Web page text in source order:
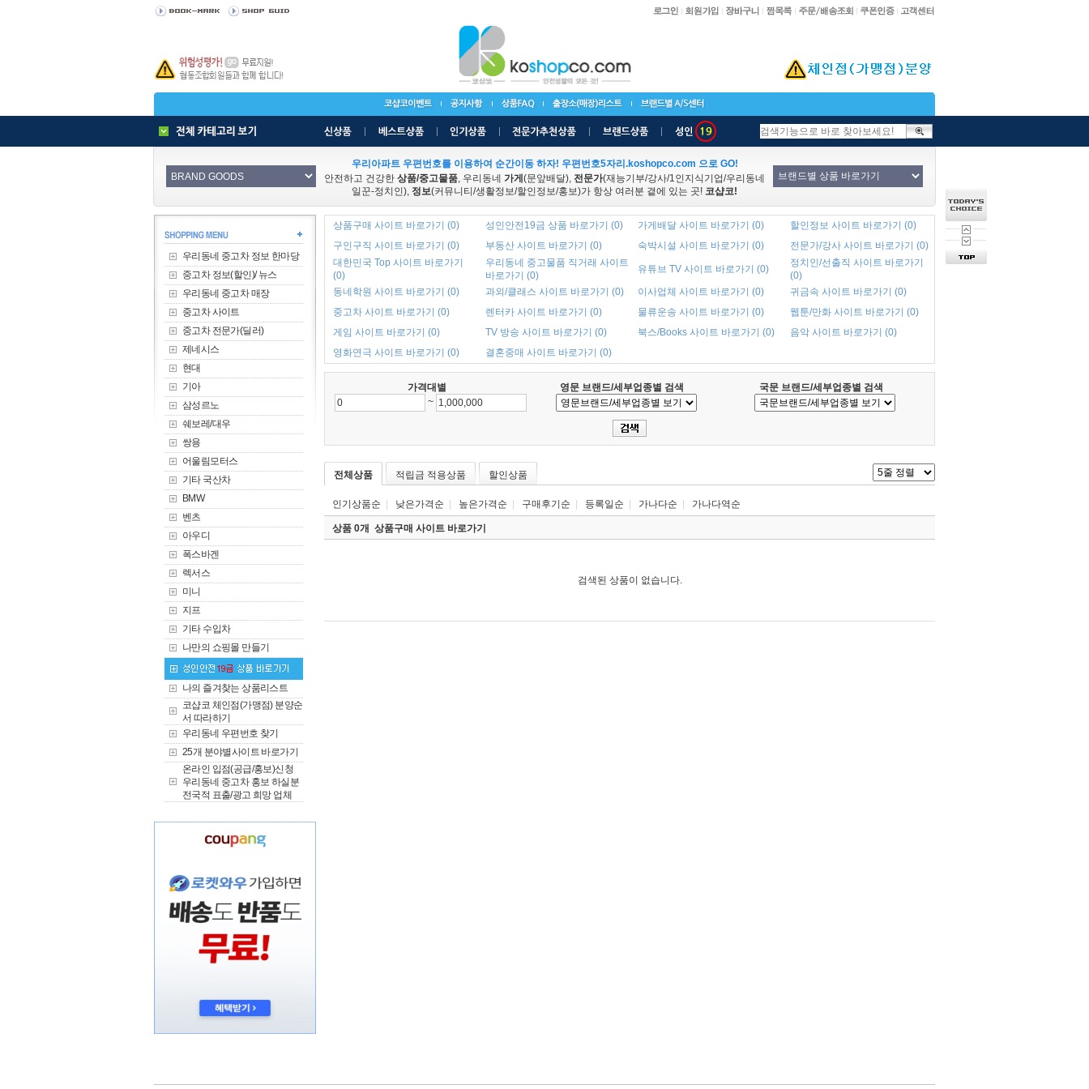
우리아파트 우편번호를 이용하여 순간이동 하자! 우편번호5자리.koshopco.com 으로 GO!
안전하고 건강한 상품/중고물품, 우리동네 가게 (문앞배달), 전문가(재능기부/강사/1인지식기업/우리동네
일꾼-정치인), 정보(커뮤니티/생활정보/할인정보/홍보)가 항상 여러분 곁에 있는 곳! 코샵코!
우리동네 중고차 정보 한마당
중고차 정보(할인)/ 뉴스
우리동네 중고차 매장
중고차 사이트
중고차 전문가(딜러)
제네시스
현대
기아
삼성르노
쉐보레/대우
쌍용
어울림모터스
기타 국산차
BMW
벤츠
아우디
폭스바겐
렉서스
미니
지프
기타 수입차
나만의 쇼핑몰 만들기
나의 즐겨찾는 상품리스트
코샵코 체인점(가맹점) 분양순
서 따라하기
우리동네 우편번호 찾기
25개 분야별사이트 바로가기
온라인 입점(공급/홍보)신청
우리동네 중고차 홍보 하실분
전국적 표출/광고 희망 업체
상품구매 사이트 바로가기 (0) 성인안전19금 상품 바로가기 (0) 가게배달 사이트 바로가기 (0)
할인정보 사이트 바로가기 (0)
구인구직 사이트 바로가기 (0)
부동산 사이트 바로가기 (0) 숙박시설 사이트 바로가기 (0)
전문가/강사 사이트 바로가기 (0)
대한민국 Top 사이트 바로가기
(0)
우리동네 중고물품 직거래 사이트
바로가기 (0)
유튜브 TV 사이트 바로가기 (0)
정치인/선출직 사이트 바로가기
(0)
동네학원 사이트 바로가기 (0)
과외/클래스 사이트 바로가기 (0) 이사업체 사이트 바로가기 (0)
귀금속 사이트 바로가기 (0)
중고차 사이트 바로가기 (0)
렌터카 사이트 바로가기 (0) 물류운송 사이트 바로가기 (0)
웹툰/만화 사이트 바로가기 (0)
게임 사이트 바로가기 (0)
TV 방송 사이트 바로가기 (0) 북스/Books 사이트 바로가기 (0)
음악 사이트 바로가기 (0)
영화연극 사이트 바로가기 (0)
결혼중매 사이트 바로가기 (0)
가격대별 영문 브랜드/세부업종별 검색
국문 브랜드/세부업종별 검색
~
전체상품 적립금 적용상품 할인상품
인기상품순 낮은가격순 높은가격순 구매후기순 등록일순 가나다순 가나다역순
상품 0개 상품구매 사이트 바로가기
검색된 상품이 없습니다.